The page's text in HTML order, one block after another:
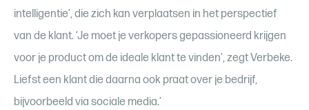
intelligentie’, die zich kan verplaatsen in het perspectief
van de klant. ‘Je moet je verkopers gepassioneerd krijgen
voor je product om de ideale klant te vinden’, zegt Verbeke.
Liefst een klant die daarna ook praat over je bedrijf,
bijvoorbeeld via sociale media.’